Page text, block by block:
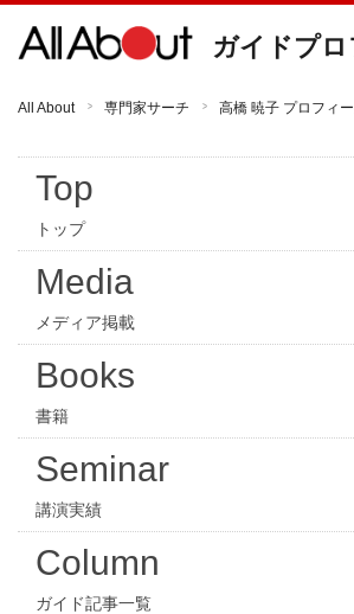
ガイドプ
All About 専門家サーチ 高橋 暁子 プロフィ
Top
トップ
Media
メディア掲載
Books
書籍
Seminar
講演実績
Column
ガイド記事一覧